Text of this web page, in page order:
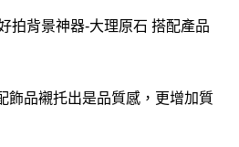
拍背景神器-大理原石 搭配產品
飾品襯托出是品質感，更增加質